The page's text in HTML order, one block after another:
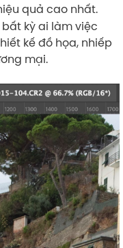
quả cao nhất.
kỳ ai làm việc
kế đồ họa, nhiếp
mại.